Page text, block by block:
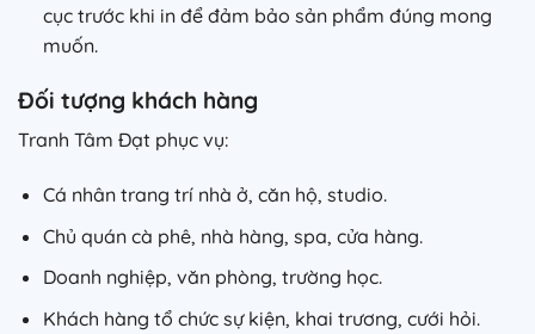
cục trước khi in để đảm bảo sản phẩm đúng mong
muốn.
Đối tượng khách hàng
Tranh Tâm Đạt phục vụ:
Cá nhân trang trí nhà ở, căn hộ, studio.
Chủ quán cà phê, nhà hàng, spa, cửa hàng.
Doanh nghiệp, văn phòng, trường học.
Khách hàng tổ chức sự kiện, khai trương, cưới hỏi.